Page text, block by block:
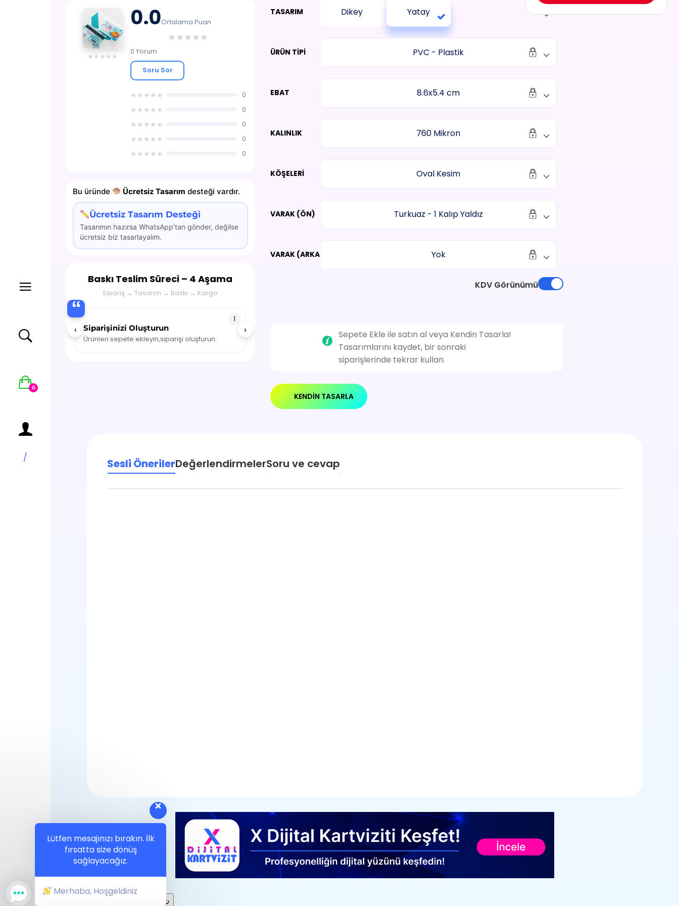
0
/
★ ★ ★ ★ ★
0.0Ortalama Puan
★★★★★
0 Yorum
Soru Sor
★ ★ ★ ★ ★ 0
★ ★ ★ ★ ★ 0
★ ★ ★ ★ ★ 0
★ ★ ★ ★ ★ 0
★ ★ ★ ★ ★ 0
Bu üründe Ücretsiz Tasarım desteği vardır.
Ücretsiz Tasarım Desteği
Tasarımın hazırsa WhatsApp’tan gönder, değilse
ücretsiz biz tasarlayalım.
Baskı Teslim Süreci – 4 Aşama
Sipariş → Tasarım → Baskı → Kargo
‹
“ 1
Siparişinizi Oluşturun
Ürünleri sepete ekleyin,siparişi oluşturun.
›
TASARIM Dikey Yatay
ÜRÜN TIPI PVC - Plastik
EBAT 8.6x5.4 cm
KALINLIK 760 Mikron
KÖŞELERI Oval Kesim
VARAK (ÖN) Turkuaz - 1 Kalıp Yaldız
VARAK (ARKA) Yok
KDV Görünümü
Sepete Ekle ile satın al veya Kendin Tasarla!
Tasarımlarını kaydet, bir sonraki
siparişlerinde tekrar kullan.
KENDIN TASARLA
Sesli ÖnerilerDeğerlendirmelerSoru ve cevap
₺
Lütfen mesajınızı bırakın. İlk
fırsatta size dönüş
sağlayacağız.
Merhaba, Hoşgeldiniz